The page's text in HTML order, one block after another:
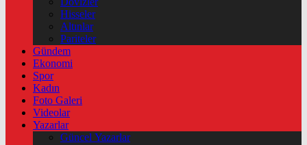
Hisseler
Altınlar
Pariteler
Gündem
Ekonomi
Spor
Kadın
Foto Galeri
Videolar
Yazarlar
Güncel Yazarlar